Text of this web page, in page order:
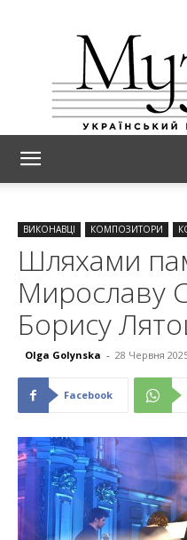
ВИКОНАВЦІ КОМПОЗИТОРИ
Шляхами
Мирославу
Борису
Olga Golynska - 28 Червня
Facebook